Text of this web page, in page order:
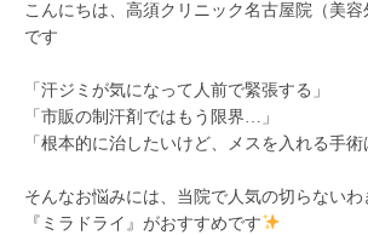
こんにちは、高須クリニック名古屋院（美容
です
「汗ジミが気になって人前で緊張する」
「市販の制汗剤ではもう限界…」
「根本的に治したいけど、メスを入れる手術
そんなお悩みには、当院で人気の切らない
『ミラドライ』がおすすめです